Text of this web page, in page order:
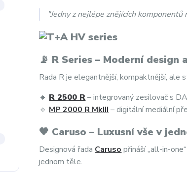
"Jedny z nejlépe znějících
📡 R Series – Moderní design
Rada R je elegantnější, kompaktnější, ale
🔹 R 2500 R– integrovaný zesilovač s
🔹 MP 2000 R MkIII – digitální mediální
🖤 Caruso – Luxusní vše v
Designová řada Caruso přináší „all-in-
jednom těle.